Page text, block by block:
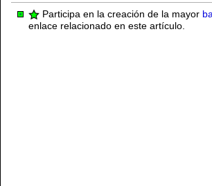
Participa en la creación de la mayor
enlace relacionado en este artículo.